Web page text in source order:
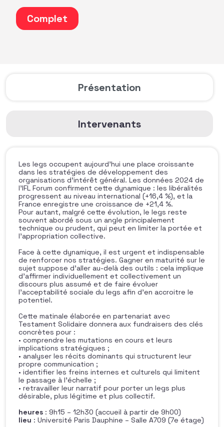
quantité de Matinale Faire grandir le legs : changer les
Complet
Présentation
Intervenants
Les legs occupent aujourd’hui une place croissante
dans les stratégies de développement des
organisations d’intérêt général. Les données 2024 de
l’IFL Forum confirment cette dynamique : les libéralités
progressent au niveau international (+16,4 %), et la
France enregistre une croissance de +21,4 %.
Pour autant, malgré cette évolution, le legs reste
souvent abordé sous un angle principalement
technique ou prudent, qui peut en limiter la portée et
l’appropriation collective.
Face à cette dynamique, il est urgent et indispensable
de renforcer nos stratégies. Gagner en maturité sur le
sujet suppose d’aller au-delà des outils : cela implique
d’affirmer individuellement et collectivement un
discours plus assumé et de faire évoluer
l’acceptabilité sociale du legs afin d’en accroitre le
potentiel.
Cette matinale élaborée en partenariat avec
Testament Solidaire donnera aux fundraisers des clés
concrètes pour :
• comprendre les mutations en cours et leurs
implications stratégiques ;
• analyser les récits dominants qui structurent leur
propre communication ;
• identifier les freins internes et culturels qui limitent
le passage à l’échelle ;
• retravailler leur narratif pour porter un legs plus
désirable, plus légitime et plus collectif.
heures : 9h15 – 12h30 (accueil à partir de 9h00)
lieu : Université Paris Dauphine – Salle A709 (7e étage)